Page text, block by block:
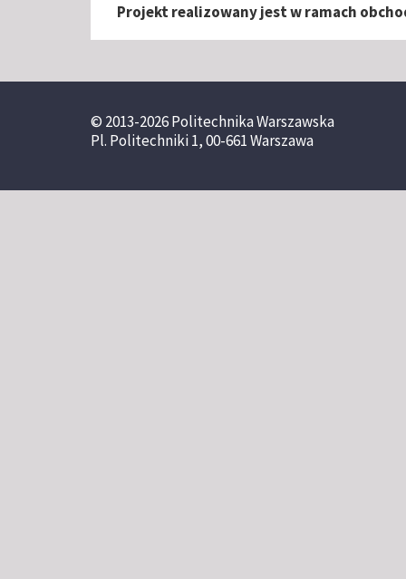
Projekt realizowany jest w ramach
© 2013-2026 Politechnika Warszawska
Pl. Politechniki 1, 00-661 Warszawa